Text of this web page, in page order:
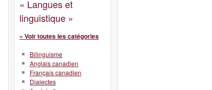
« Langues et
linguistique »
« Voir toutes les catégories
Bilinguisme
Anglais canadien
Français canadien
Dialectes